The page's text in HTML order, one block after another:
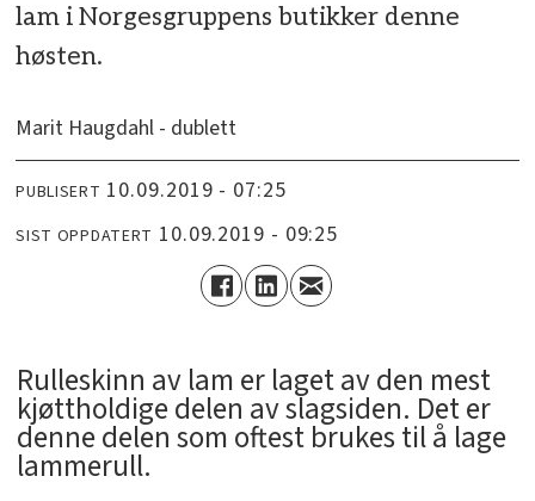
lam i Norgesgruppens butikker denne
høsten.
Marit Haugdahl - dublett
PUBLISERT 10.09.2019 - 07:25
SIST OPPDATERT 10.09.2019 - 09:25
Rulleskinn av lam er laget av den mest
kjøttholdige delen av slagsiden. Det er
denne delen som oftest brukes til å lage
lammerull.